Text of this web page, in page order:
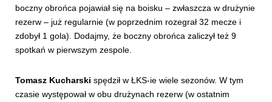
boczny obrońca pojawiał się na boisku – zwłaszcza w drużynie
rezerw – już regularnie (w poprzednim rozegrał 32 mecze i
zdobył 1 gola). Dodajmy, że boczny obrońca zaliczył też 9
spotkań w pierwszym zespole.
Tomasz Kucharski spędził w ŁKS-ie wiele sezonów. W tym
czasie występował w obu drużynach rezerw (w ostatnim